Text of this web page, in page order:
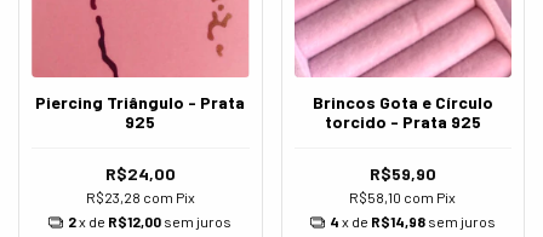
Piercing Triângulo - Prata
925
R$24,00
R$23,28 com Pix
2x de R$12,00 sem juros
Brincos Gota e Círculo
torcido - Prata 925
R$59,90
R$58,10 com Pix
4 x de R$14,98 sem juros